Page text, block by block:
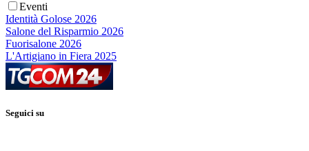
Eventi
Identità Golose 2026
Salone del Risparmio 2026
Fuorisalone 2026
L'Artigiano in Fiera 2025
Seguici su